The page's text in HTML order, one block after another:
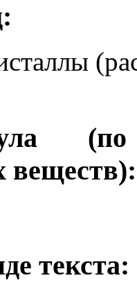
веществ):
текста: